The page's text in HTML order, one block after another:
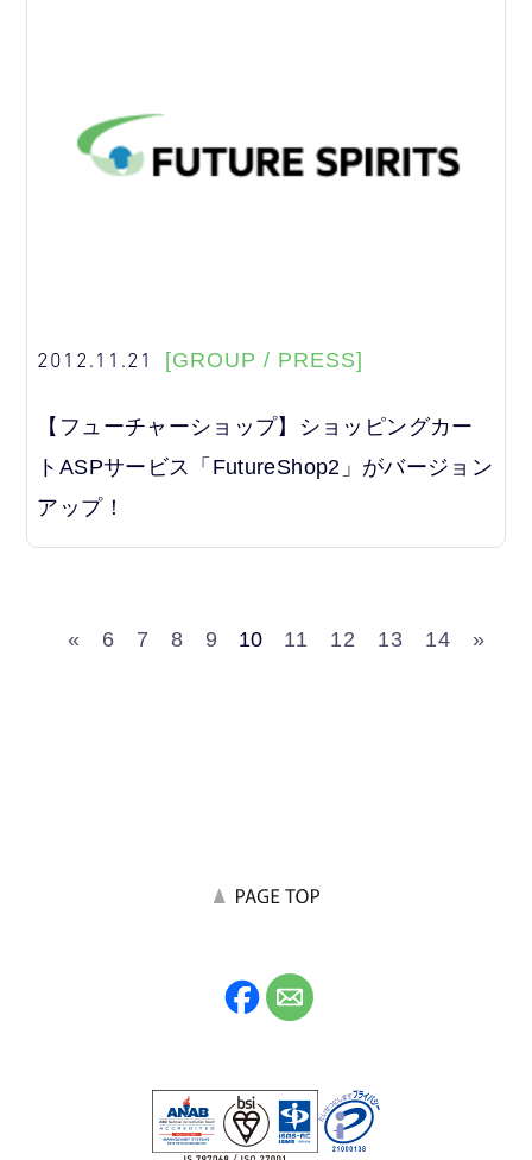
2012.11.21 [GROUP / PRESS]
【フューチャーショップ】ショッピングカー
トASPサービス「FutureShop2」がバージョン
アップ！
« 6 7 8 9 10 11 12 13 14 »